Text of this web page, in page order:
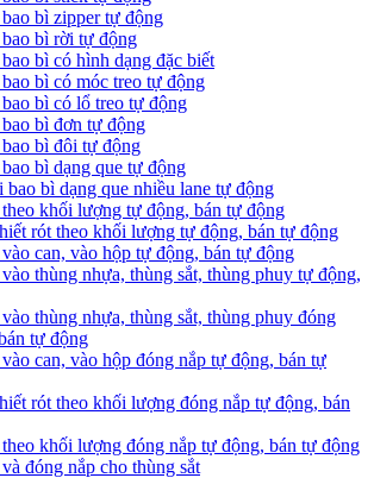
bì zipper tự động
bì rời tự động
bì có hình dạng đặc biết
bì có móc treo tự động
bì có lổ treo tự động
bì đơn tự động
bì đôi tự động
bì dạng que tự động
bì dạng que nhiều lane tự động
khối lượng tự động, bán tự động
rót theo khối lượng tự động, bán tự động
can, vào hộp tự động, bán tự động
thùng nhựa, thùng sắt, thùng phuy tự động,
thùng nhựa, thùng sắt, thùng phuy đóng
tự động
can, vào hộp đóng nắp tự động, bán tự
rót theo khối lượng đóng nắp tự động, bán
khối lượng đóng nắp tự động, bán tự động
đóng nắp cho thùng sắt